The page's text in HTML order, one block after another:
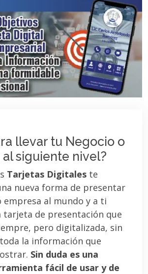
llevar tu Negocio o
al siguiente nivel?
Tarjetas Digitales te
nueva forma de presentar
empresa al mundo y a ti
tarjeta de presentación que
pero digitalizada, sin
la información que
Sin duda es una
fácil de usar y de